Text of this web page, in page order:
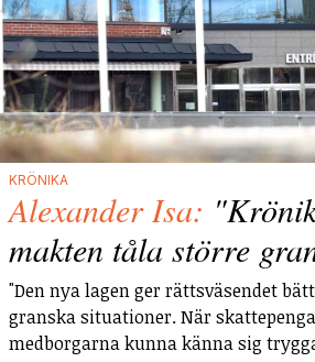
KRÖNIKA
Alexander Isa:
makten tåla större
"Den nya lagen ger rättsväsendet
granska situationer. När
medborgarna kunna känna sig